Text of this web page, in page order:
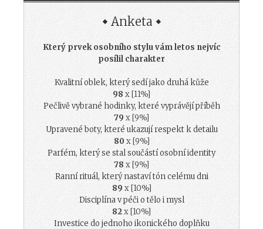
Anketa
Který prvek osobního stylu vám letos nejvíc
posílil charakter
Kvalitní oblek, který sedí jako druhá kůže
98 x [11%]
Pečlivě vybrané hodinky, které vyprávějí příběh
79 x [9%]
Upravené boty, které ukazují respekt k detailu
80 x [9%]
Parfém, který se stal součástí osobní identity
78 x [9%]
Ranní rituál, který nastaví tón celému dni
89 x [10%]
Disciplína v péči o tělo i mysl
82x [10%]
Investice do jednoho ikonického doplňku